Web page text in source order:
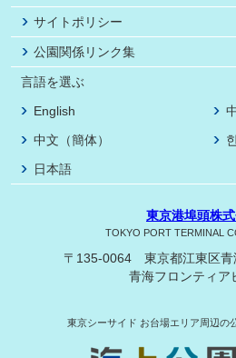
サイトポリシー
公園関係リンク集
言語を選ぶ
English
中文（簡体）
日本語
東京港埠頭株
TOKYO PORT TERMINAL
〒135-0064 東京都江東区
青海フロンティア
東京シーサイド お台場エリア周辺の